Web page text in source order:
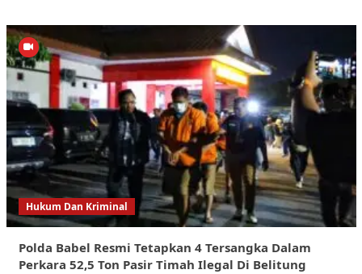
Hukum Dan Kriminal
Polda Babel Resmi Tetapkan 4 Tersangka Dalam
Perkara 52,5 Ton Pasir Timah Ilegal Di Belitung